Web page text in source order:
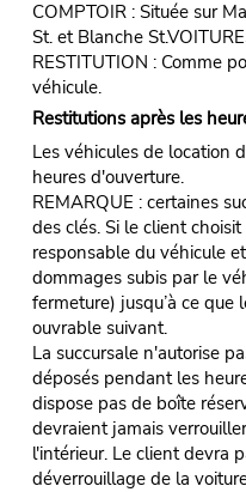
COMPTOIR : Située sur
St. et Blanche
RESTITUTION : Comme
véhicule.
Restitutions après les
Les véhicules de location
heures d'ouverture.
REMARQUE : certaines
des clés. Si le client
responsable du véhicule
dommages subis par le
fermeture) jusqu’à ce que
ouvrable suivant.
La succursale n'autorise
déposés pendant les
dispose pas de boîte
devraient jamais
l'intérieur. Le client devra
déverrouillage de la